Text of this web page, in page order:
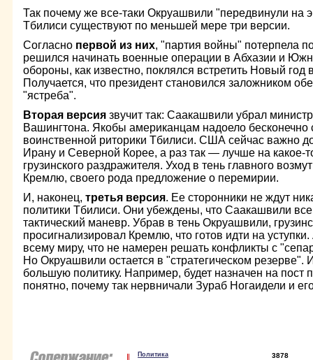
Так почему же все-таки Окруашвили "передвинули на
Тбилиси существуют по меньшей мере три версии.
Согласно первой из них, "партия войны" потерпела
решился начинать военные операции в Абхазии и
обороны, как известно, поклялся встретить Новый
Получается, что президент становился заложником
"ястреба".
Вторая версия звучит так: Саакашвили убрал
Вашингтона. Якобы американцам надоело бесконечно
воинственной риторики Тбилиси. США сейчас важно
Ирану и Северной Корее, а раз так — лучше на какое-
грузинского раздражителя. Уход в тень главного
Кремлю, своего рода предложение о перемирии.
И, наконец, третья версия. Ее сторонники не ждут
политики Тбилиси. Они убеждены, что Саакашвили
тактический маневр. Убрав в тень Окруашвили,
просигнализировал Кремлю, что готов идти на
всему миру, что не намерен решать конфликты с
Но Окруашвили остается в "стратегическом резерве".
большую политику. Например, будет назначен на пост
понятно, почему так нервничали Зураб Ногаидели и
Политика 3878